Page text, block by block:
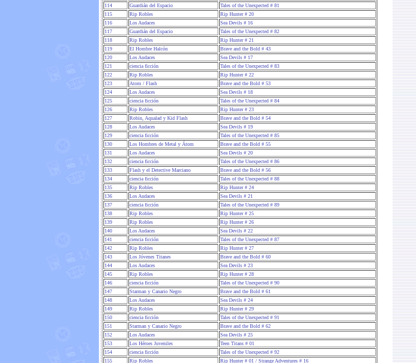
114
Guardián del Espacio
Tales of the Unexpected # 81
115
Rip Robles
Rip Hunter # 20
116
Los Audaces
Sea Devils # 16
117
Guardián del Espacio
Tales of the Unexpected # 82
118
Rip Robles
Rip Hunter # 21
119
El Hombre Halcón
Brave and the Bold # 43
120
Los Audaces
Sea Devils # 17
121
ciencia ficción
Tales of the Unexpected # 83
122
Rip Robles
Rip Hunter # 22
123
Atom / Flash
Brave and the Bold # 53
124
Los Audaces
Sea Devils # 18
125
ciencia ficción
Tales of the Unexpected # 84
126
Rip Robles
Rip Hunter # 23
127
Robin, Aqualad y Kid Flash
Brave and the Bold # 54
128
Los Audaces
Sea Devils # 19
129
ciencia ficción
Tales of the Unexpected # 85
130
Los Hombres de Metal y Átom
Brave and the Bold # 55
131
Los Audaces
Sea Devils # 20
132
ciencia ficción
Tales of the Unexpected # 86
133
Flash y el Detective Marciano
Brave and the Bold # 56
134
ciencia ficción
Tales of the Unexpected # 88
135
Rip Robles
Rip Hunter # 24
136
Los Audaces
Sea Devils # 21
137
ciencia ficción
Tales of the Unexpected # 89
138
Rip Robles
Rip Hunter # 25
139
Rip Robles
Rip Hunter # 26
140
Los Audaces
Sea Devils # 22
141
ciencia ficción
Tales of the Unexpected # 87
142
Rip Robles
Rip Hunter # 27
143
Los Jóvenes Titanes
Brave and the Bold # 60
144
Los Audaces
Sea Devils # 23
145
Rip Robles
Rip Hunter # 28
146
ciencia ficción
Tales of the Unexpected # 90
147
Starman y Canario Negro
Brave and the Bold # 61
148
Los Audaces
Sea Devils # 24
149
Rip Robles
Rip Hunter # 29
150
ciencia ficción
Tales of the Unexpected # 91
151
Starman y Canario Negro
Brave and the Bold # 62
152
Los Audaces
Sea Devils # 25
153
Los Héroes Juveniles
Teen Titans # 01
154
ciencia ficción
Tales of the Unexpected # 92
155
Rip Robles Rip Hunter # 01 / Strange Adventures # 16